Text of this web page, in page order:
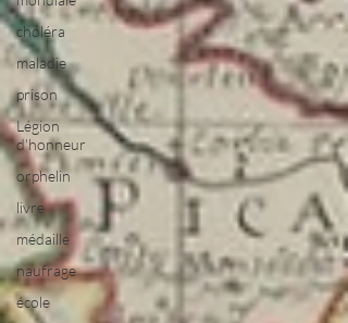
choléra
maladie
prison
Légion
d'honneur
orphelin
livre
médaille
naufrage
école